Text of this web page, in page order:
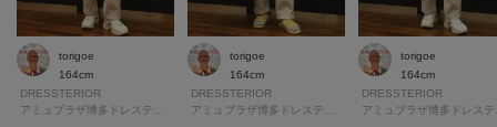
torigoe
164cm
DRESSTERIOR
torigoe
164cm
DRESSTERIOR
torigoe
164cm
DRESSTERIOR